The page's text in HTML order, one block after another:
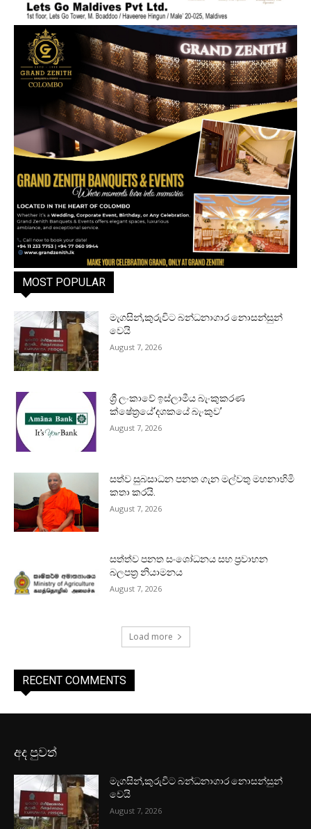
MOST POPULAR
මැගසින්,කුරුවිට බන්ධනාගාර නොසන්සුන්
වෙයි
August 7, 2026
ශ්‍රී ලංකාවේ ඉස්ලාමීය බැංකුකරණ
ක්ෂේත්‍රයේ‘දශකයේ බැංකුව’
August 7, 2026
සත්ව සුබසාධන පනත ගැන මල්වතු මහනාහිමි
කතා කරයි.
August 7, 2026
සත්ත්ව පනත සංශෝධනය සහ ප්‍රවාහන
බලපත්‍ර නියාමනය
August 7, 2026
Load more
RECENT COMMENTS
අද පුවත්
මැගසින්,කුරුවිට බන්ධනාගාර නොසන්සුන්
වෙයි
August 7, 2026